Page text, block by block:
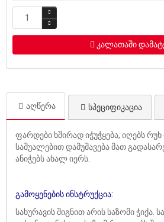
კალათაში
აღწერა სპეციფიკაცია
ფარდები ხშირად იჭუჭყება, იღებს
საშუალებით დამუშავება მათ
ანიჭებს ახალ იერს.
გამოყენების ინსტრუქცია:
სახურავის შიგნით არის საზომი ჭიქა.